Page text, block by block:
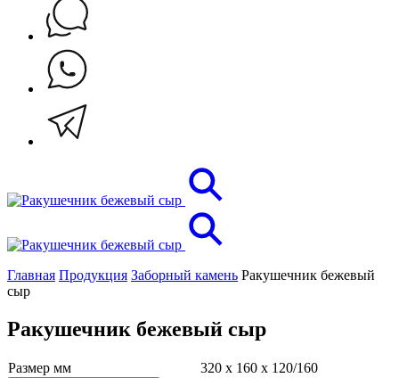
Главная Продукция Заборный камень Ракушечник бежевый
сыр
Ракушечник бежевый сыр
Размер мм 320 x 160 x 120/160